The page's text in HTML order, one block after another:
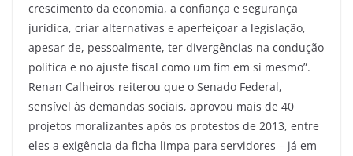
crescimento da economia, a confiança e segurança
jurídica, criar alternativas e aperfeiçoar a legislação,
apesar de, pessoalmente, ter divergências na condução
política e no ajuste fiscal como um fim em si mesmo”.
Renan Calheiros reiterou que o Senado Federal,
sensível às demandas sociais, aprovou mais de 40
projetos moralizantes após os protestos de 2013, entre
eles a exigência da ficha limpa para servidores – já em